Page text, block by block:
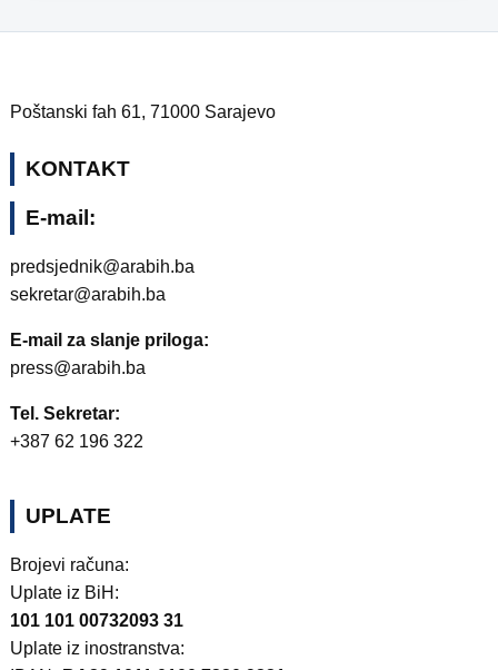
Poštanski fah 61, 71000 Sarajevo
KONTAKT
E-mail:
predsjednik@arabih.ba
sekretar@arabih.ba
E-mail za slanje priloga:
press@arabih.ba
Tel. Sekretar:
+387 62 196 322
UPLATE
Brojevi računa:
Uplate iz BiH:
101 101 00732093 31
Uplate iz inostranstva: